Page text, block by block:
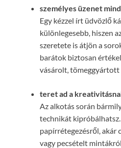
személyes üzenet
Egy kézzel írt üdvözlő
különlegesebb, hiszen
szeretete is átjön a
barátok biztosan
vásárolt,
teret ad a
Az alkotás során
technikát
papírrétegezésről, akár
vagy pecsételt